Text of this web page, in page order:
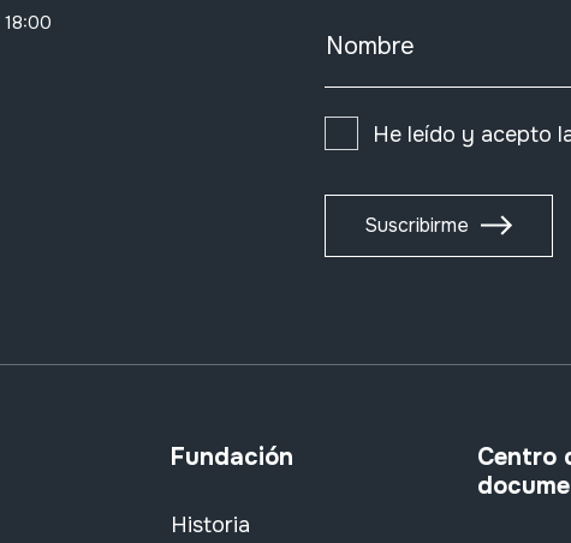
Nombre
He leído y acepto
Suscribirme
Fundación
Historia
Centro